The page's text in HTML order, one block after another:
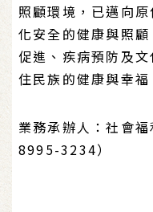
照顧環境，已邁向
化安全的健康與照
促進、疾病預防及
住民族的健康與幸福
業務承辦人：社會
8995-3234）